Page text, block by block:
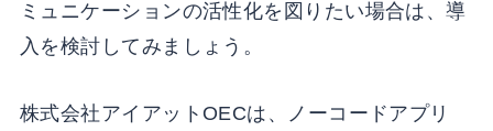
ミュニケーションの活性化を図りたい場合は、導
入を検討してみましょう。
株式会社アイアットOECは、ノーコードアプリ